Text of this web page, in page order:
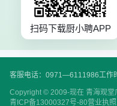
扫码下载厨小聘APP
客服电话：0971—6111986工作
Copyright © 2009-现在 青海观堂
青ICP备13000327号-80营业执照